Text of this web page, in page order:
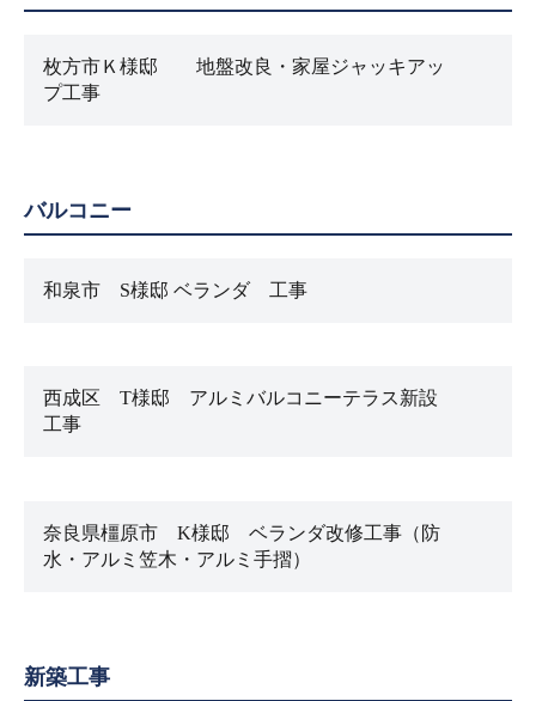
枚方市Ｋ様邸 地盤改良・家屋ジャッキアッ
プ工事
バルコニー
和泉市 S様邸 ベランダ 工事
西成区 T様邸 アルミバルコニーテラス新設
工事
奈良県橿原市 K様邸 ベランダ改修工事（防
水・アルミ笠木・アルミ手摺）
新築工事